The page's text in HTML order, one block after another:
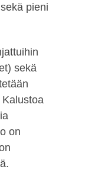
pieni
sekä
on